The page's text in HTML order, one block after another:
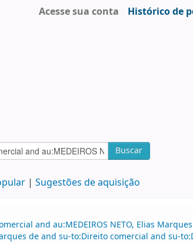
Acesse sua conta Histórico de
Buscar
Sugestões de aquisição
and au:MEDEIROS NETO, Elias
de and su-to:Direito comercial and su-